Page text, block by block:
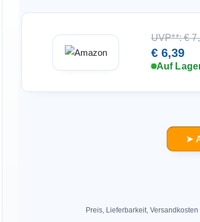
UVP**: €
€ 6,39
Auf
➤
Preis, Lieferbarkeit,